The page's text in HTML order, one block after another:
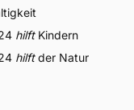
hilftKindern
hilftder Natur